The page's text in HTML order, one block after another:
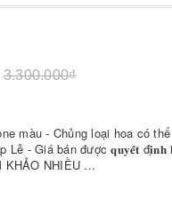
3.300.000₫
màu - Chủng loại hoa có
- Giá bán được 𝐪𝐮𝐲𝐞̂́𝐭 đ𝐢̣𝐧𝐡
KHẢO NHIỀU ...